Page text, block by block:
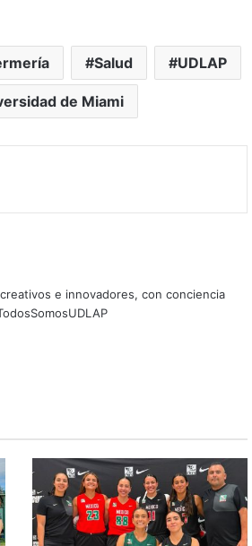
Salud UDLAP
de Miami
e innovadores, con conciencia